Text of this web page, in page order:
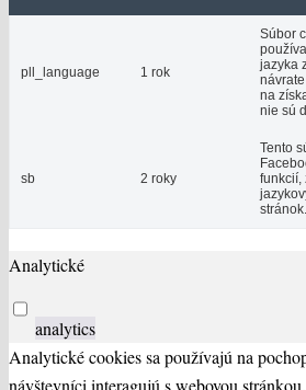
pll_language 1 rok
Súbor
jazyka
na
nie sú
sb 2 roky
Tento
funkcií,
stránok.
Analytické
analytics
Analytické cookies sa používajú na
návštevníci interagujú s webovou